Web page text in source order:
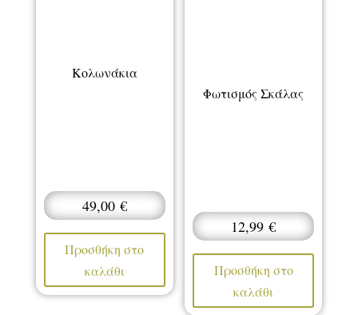
Κολωνάκια
49,00 €
Προσθήκη στο
καλάθι
Φωτισμός Σκάλας
12,99€
Προσθήκη στο
καλάθι